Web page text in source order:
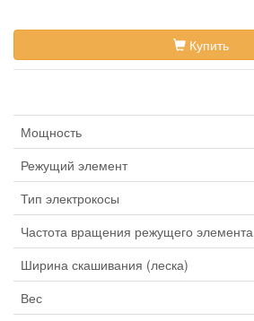
Купить
Мощность
Режущий элемент
Тип электрокосы
Частота вращения режущего элемента
Ширина скашивания (леска)
Вес